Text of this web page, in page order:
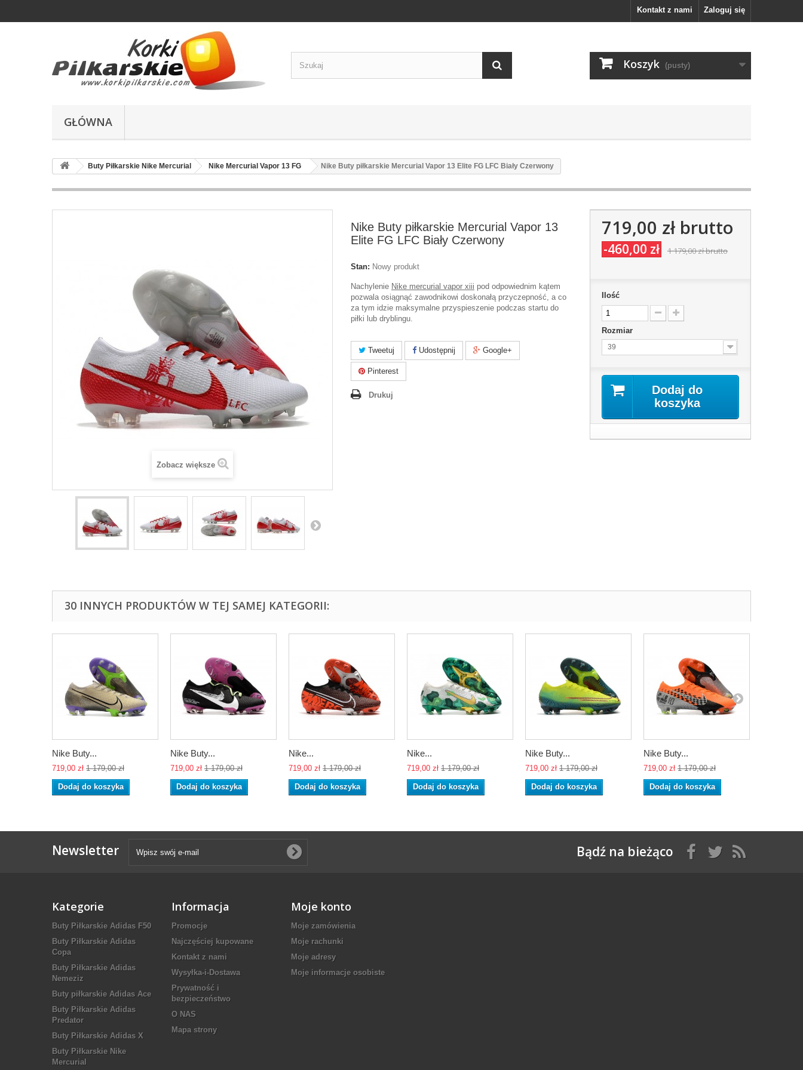
Zaloguj się
Kontakt z nami
Koszyk (pusty)
GŁÓWNA
Buty Piłkarskie Nike Mercurial Nike Mercurial Vapor 13 FG Nike Buty piłkarskie Mercurial Vapor 13 Elite FG LFC Biały Czerwony
Zobacz większe
Nike Buty piłkarskie Mercurial Vapor 13
Elite FG LFC Biały Czerwony
Stan: Nowy produkt
Nachylenie Nike mercurial vapor xiii pod odpowiednim kątem
pozwala osiągnąć zawodnikowi doskonałą przyczepność, a co
za tym idzie maksymalne przyspieszenie podczas startu do
piłki lub dryblingu.
Tweetuj Udostępnij Google+
Pinterest
Drukuj
719,00 złbrutto
-460,00 zł 1 179,00 złbrutto
Ilość
Rozmiar
39
Dodaj do
koszyka
30 INNYCH PRODUKTÓW W TEJ SAMEJ KATEGORII:
Nike Buty...
719,00 zł 1 179,00 zł
Dodaj do koszyka
Nike Buty...
719,00 zł 1 179,00 zł
Dodaj do koszyka
Nike...
719,00 zł 1 179,00 zł
Dodaj do koszyka
Nike...
719,00 zł 1 179,00 zł
Dodaj do koszyka
Nike Buty...
719,00 zł 1 179,00 zł
Dodaj do koszyka
Nike Buty...
719,00 zł 1 179,00 zł
Dodaj do koszyka
Newsletter Bądź na bieżąco
Kategorie
Buty Piłkarskie Adidas F50
Buty Piłkarskie Adidas
Copa
Buty Piłkarskie Adidas
Nemeziz
Buty piłkarskie Adidas Ace
Buty Piłkarskie Adidas
Predator
Buty Piłkarskie Adidas X
Buty Piłkarskie Nike
Mercurial
Informacja
Promocje
Najczęściej kupowane
Kontakt z nami
Wysyłka-i-Dostawa
Prywatność i
bezpieczeństwo
O NAS
Mapa strony
Moje konto
Moje zamówienia
Moje rachunki
Moje adresy
Moje informacje osobiste